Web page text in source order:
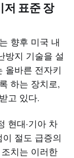
저 표준 장
향후 미국 내
방지 기술을 설
올바른 전자키
하는 장치로,
고 있다.
현대·기아 차
절도 급증의
치는 이러한